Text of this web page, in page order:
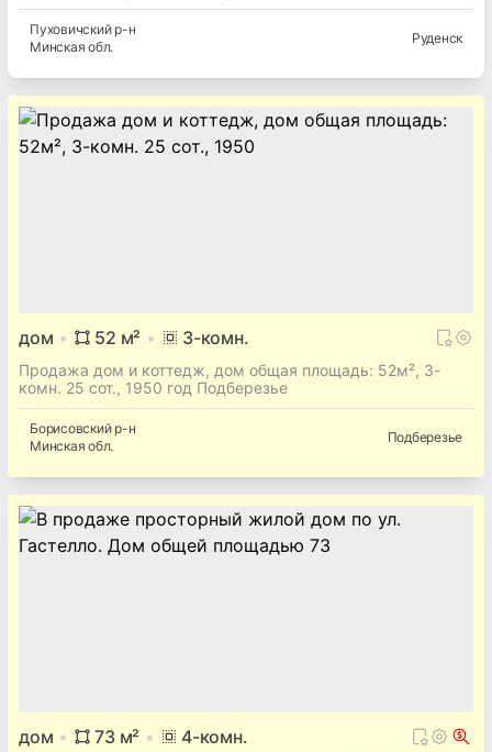
Пуховичскийр-н
Минская обл.
Руденск
дом 52 м² 3-комн.
Продажа дом и коттедж, дом общая площадь: 52м², 3-
комн. 25 сот., 1950 год Подберезье
Борисовскийр-н
Минская обл.
Подберезье
дом 73м² 4-комн.